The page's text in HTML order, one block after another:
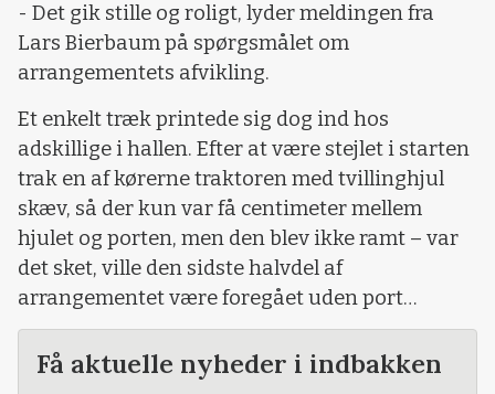
- Det gik stille og roligt, lyder meldingen fra
Lars Bierbaum på spørgsmålet om
arrangementets afvikling.
Et enkelt træk printede sig dog ind hos
adskillige i hallen. Efter at være stejlet i starten
trak en af kørerne traktoren med tvillinghjul
skæv, så der kun var få centimeter mellem
hjulet og porten, men den blev ikke ramt – var
det sket, ville den sidste halvdel af
arrangementet være foregået uden port…
Få aktuelle nyheder i indbakken